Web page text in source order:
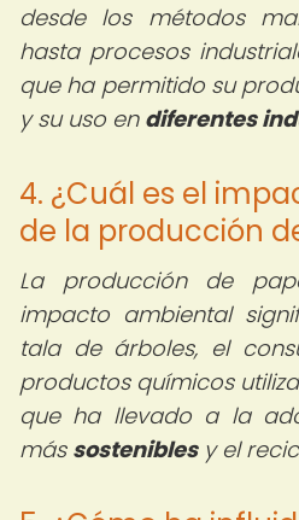
desde los métodos
hasta procesos
que ha permitido su
y su uso en diferentes
4. ¿Cuál es el
de la producción
La producción de
impacto ambiental
tala de árboles, el
productos químicos
que ha llevado a la
más sosteniblesy el